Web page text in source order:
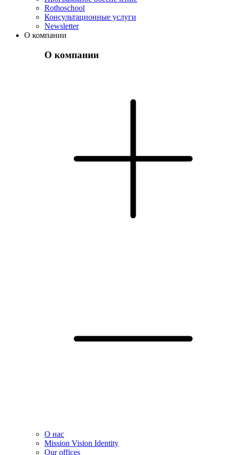
Rothoschool
Консультационные услуги
Newsletter
О компании
О компании
О нас
Mission Vision Identity
Our offices